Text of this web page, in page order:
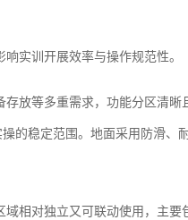
实训开展效率与操作规范性。
放等多重需求，功能分区清
的稳定范围。地面采用防滑、
相对独立又可联动使用，主